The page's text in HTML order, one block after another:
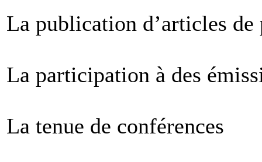
La publication d’articles de
La participation à des
La tenue de conférences